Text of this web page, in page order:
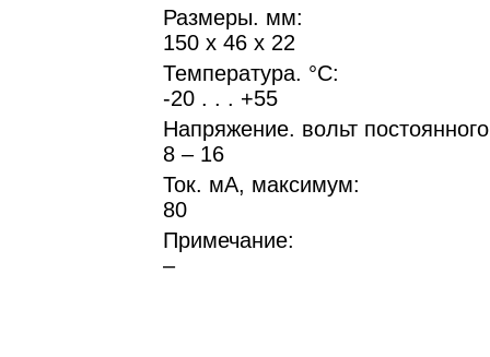
Размеры. мм:
150 х 46 х 22
Температура. °C:
-20 . . . +55
Напряжение. вольт
8 – 16
Ток. мА, максимум:
80
Примечание:
–